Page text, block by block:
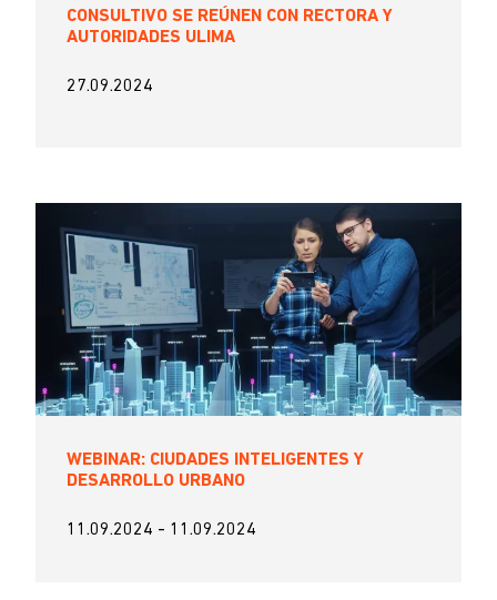
CONSULTIVO SE REÚNEN CON RECTORA Y
AUTORIDADES ULIMA
27.09.2024
WEBINAR: CIUDADES INTELIGENTES Y
DESARROLLO URBANO
11.09.2024 - 11.09.2024